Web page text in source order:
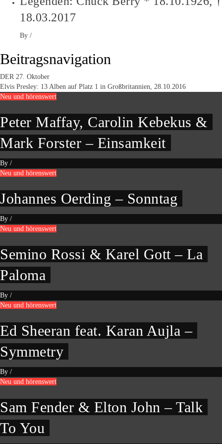
18.03.2017
By /
Beitragsnavigation
DER 27. Oktober
Elvis Presley: 13 Alben auf Platz 1 in Großbritannien, 28.10.2016
Neu und hörenswert
Peter Maffay, Carolin Kebekus &
Mark Forster – Einsamkeit
By /
Neu und hörenswert
Johannes Oerding – Sonntag
By /
Neu und hörenswert
Semino Rossi & Karel Gott – La
Paloma
By /
Neu und hörenswert
Ed Sheeran feat. Karan Aujla –
Symmetry
By /
Neu und hörenswert
Sam Fender & Elton John – Talk
To You